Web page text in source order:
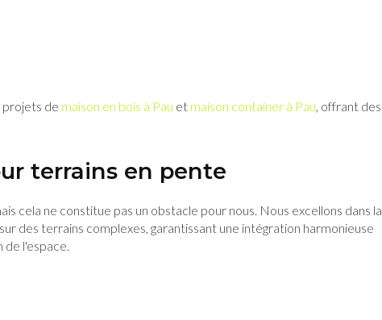
projets de maison en bois à Pau et maison container à Pau, offrant des
terrains en pente
cela ne constitue pas un obstacle pour nous. Nous excellons dans la
sur des terrains complexes, garantissant une intégration harmonieuse
de l'espace.